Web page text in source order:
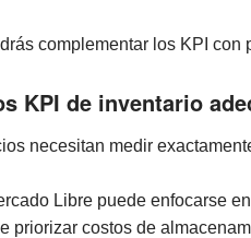
complementar los KPI
KPI de inventario
necesitan medir
Libre puede enfocarse
priorizar costos de